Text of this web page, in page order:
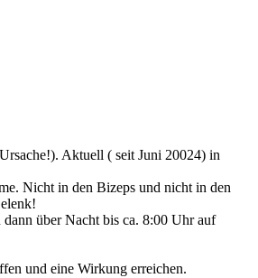
Aktuell ( seit Juni 20024) in
Nicht in den Bizeps und nicht in den
über Nacht bis ca. 8:00 Uhr auf
und eine Wirkung erreichen.